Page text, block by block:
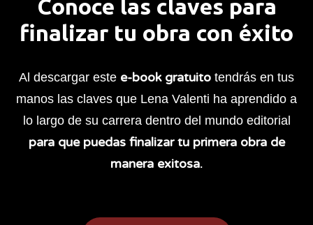
Conoce las claves para
finalizar tu obra con éxito
Al descargar este e-book gratuito tendrás en tus
manos las claves que Lena Valenti ha aprendido a
lo largo de su carrera dentro del mundo editorial
para que puedas finalizar tu primera obra de
manera exitosa.